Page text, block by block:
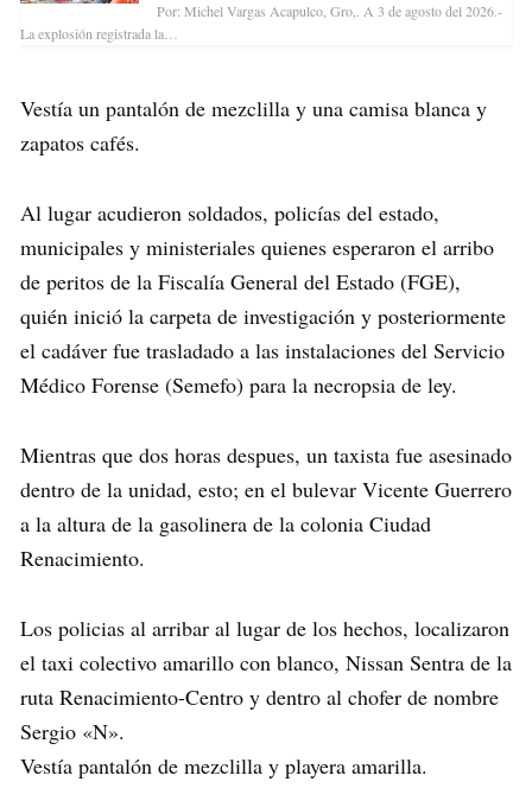
Por: Michel Vargas Acapulco, Gro,. A 3 de agosto del 2026.-
La explosión registrada la…
Vestía un pantalón de mezclilla y una camisa blanca y
zapatos cafés.
Al lugar acudieron soldados, policías del estado,
municipales y ministeriales quienes esperaron el arribo
de peritos de la Fiscalía General del Estado (FGE),
quién inició la carpeta de investigación y posteriormente
el cadáver fue trasladado a las instalaciones del Servicio
Médico Forense (Semefo) para la necropsia de ley.
Mientras que dos horas despues, un taxista fue asesinado
dentro de la unidad, esto; en el bulevar Vicente Guerrero
a la altura de la gasolinera de la colonia Ciudad
Renacimiento.
Los policias al arribar al lugar de los hechos, localizaron
el taxi colectivo amarillo con blanco, Nissan Sentra de la
ruta Renacimiento-Centro y dentro al chofer de nombre
Sergio «N».
Vestía pantalón de mezclilla y playera amarilla.